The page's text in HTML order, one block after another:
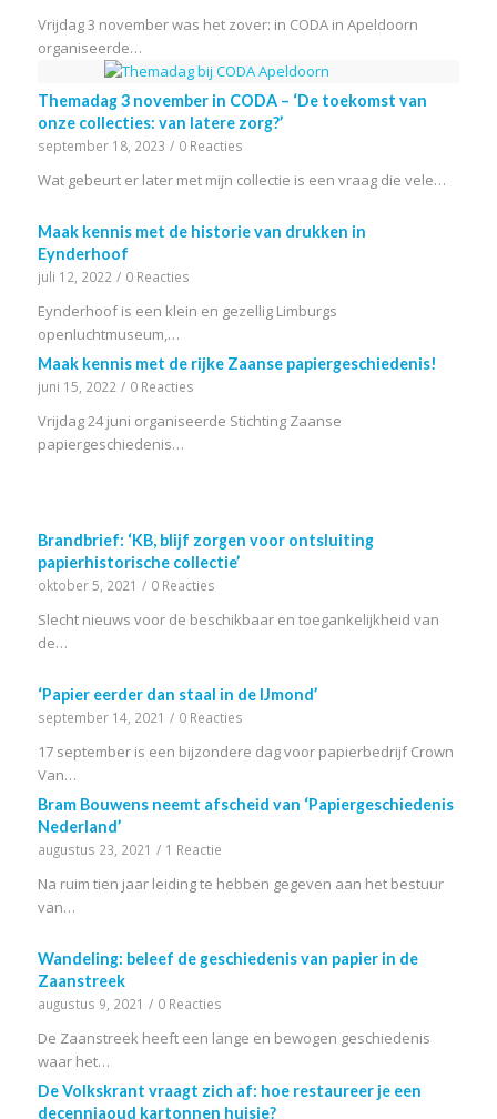
Vrijdag 3 november was het zover: in CODA in Apeldoorn
organiseerde…
Themadag 3 november in CODA – ‘De toekomst van
onze collecties: van latere zorg?’
september 18, 2023 / 0 Reacties
Wat gebeurt er later met mijn collectie is een vraag die vele…
Maak kennis met de historie van drukken in
Eynderhoof
juli 12, 2022 / 0 Reacties
Eynderhoof is een klein en gezellig Limburgs
openluchtmuseum,…
Maak kennis met de rijke Zaanse papiergeschiedenis!
juni 15, 2022 / 0 Reacties
Vrijdag 24 juni organiseerde Stichting Zaanse
papiergeschiedenis…
Brandbrief: ‘KB, blijf zorgen voor ontsluiting
papierhistorische collectie’
oktober 5, 2021 / 0 Reacties
Slecht nieuws voor de beschikbaar en toegankelijkheid van
de…
‘Papier eerder dan staal in de IJmond’
september 14, 2021 / 0 Reacties
17 september is een bijzondere dag voor papierbedrijf Crown
Van…
Bram Bouwens neemt afscheid van ‘Papiergeschiedenis
Nederland’
augustus 23, 2021 / 1 Reactie
Na ruim tien jaar leiding te hebben gegeven aan het bestuur
van…
Wandeling: beleef de geschiedenis van papier in de
Zaanstreek
augustus 9, 2021 / 0 Reacties
De Zaanstreek heeft een lange en bewogen geschiedenis
waar het…
De Volkskrant vraagt zich af: hoe restaureer je een
decenniaoud kartonnen huisje?